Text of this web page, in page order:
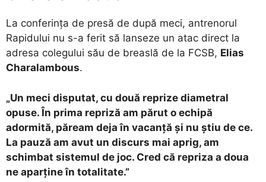
La conferința de presă de după meci, antrenorul
Rapidului nu s-a ferit să lanseze un atac direct la
adresa colegului său de breaslă de la FCSB, Elias
Charalambous.
„Un meci disputat, cu două reprize diametral
opuse. În prima repriză am părut o echipă
adormită, păream deja în vacanță și nu știu de ce.
La pauză am avut un discurs mai aprig, am
schimbat sistemul de joc. Cred că repriza a doua
ne aparține în totalitate.”